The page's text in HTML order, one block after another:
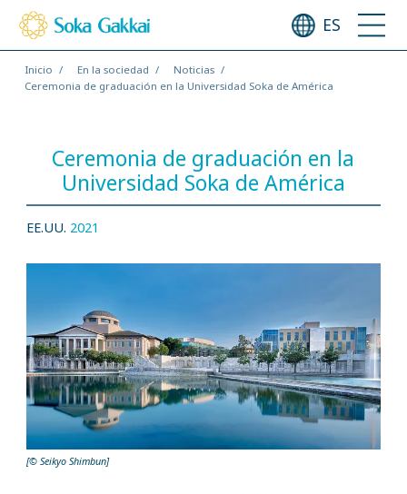
ES
Inicio En la sociedad
Noticias
Ceremonia de graduación en la Universidad Soka de América
Ceremonia de graduación en la
Universidad Soka de América
EE.UU. 2021
[© Seikyo Shimbun]